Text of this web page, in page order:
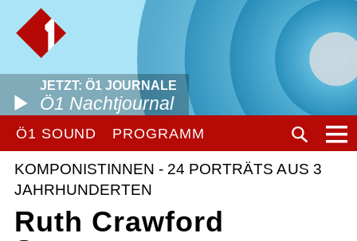
JETZT: Ö1 JOURNALE
Ö1 Nachtjournal
Ö1 SOUND PROGRAMM
KOMPONISTINNEN - 24 PORTRÄTS AUS 3
JAHRHUNDERTEN
Ruth Crawford